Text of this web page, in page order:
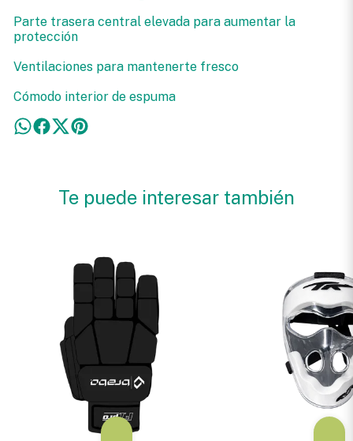
Parte trasera central elevada para aumentar la
protección
Ventilaciones para mantenerte fresco
Cómodo interior de espuma
Te puede interesar también